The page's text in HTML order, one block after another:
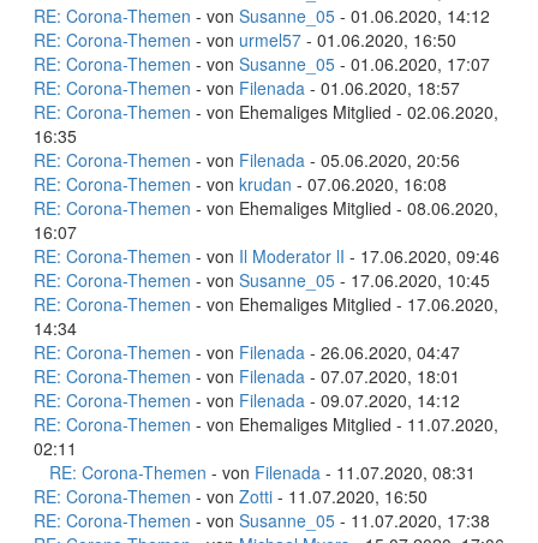
RE: Corona-Themen - von Susanne_05 - 01.06.2020, 14:12
RE: Corona-Themen - von urmel57 - 01.06.2020, 16:50
RE: Corona-Themen - von Susanne_05 - 01.06.2020, 17:07
RE: Corona-Themen - von Filenada - 01.06.2020, 18:57
RE: Corona-Themen - von Ehemaliges Mitglied - 02.06.2020,
16:35
RE: Corona-Themen - von Filenada - 05.06.2020, 20:56
RE: Corona-Themen - von krudan - 07.06.2020, 16:08
RE: Corona-Themen - von Ehemaliges Mitglied - 08.06.2020,
16:07
RE: Corona-Themen - von Il Moderator lI - 17.06.2020, 09:46
RE: Corona-Themen - von Susanne_05 - 17.06.2020, 10:45
RE: Corona-Themen - von Ehemaliges Mitglied - 17.06.2020,
14:34
RE: Corona-Themen - von Filenada - 26.06.2020, 04:47
RE: Corona-Themen - von Filenada - 07.07.2020, 18:01
RE: Corona-Themen - von Filenada - 09.07.2020, 14:12
RE: Corona-Themen - von Ehemaliges Mitglied - 11.07.2020,
02:11
RE: Corona-Themen - von Filenada - 11.07.2020, 08:31
RE: Corona-Themen - von Zotti - 11.07.2020, 16:50
RE: Corona-Themen - von Susanne_05 - 11.07.2020, 17:38